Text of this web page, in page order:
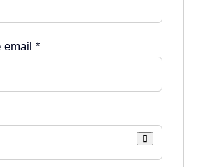
email *Obrigatório